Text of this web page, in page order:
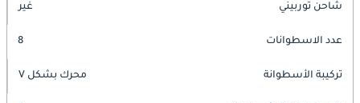
شاحن توربيني غير
عدد الاسطوانات 8
تركيبة الأسطوانة محرك بشكل V